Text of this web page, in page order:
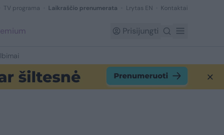
TV programa Laikraščio prenumerata Lrytas EN Kontaktai
Prisijungti